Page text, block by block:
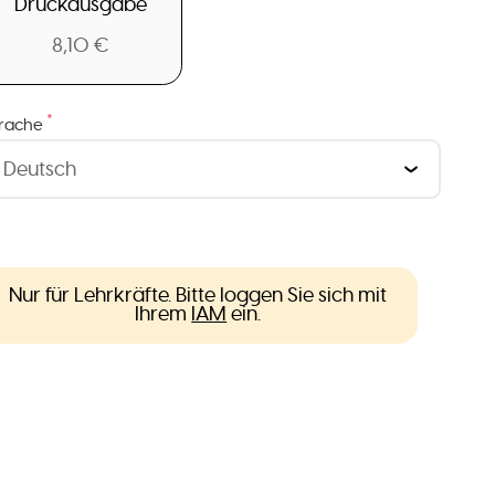
8,10 €
*
Nur für Lehrkräfte. Bitte loggen Sie sich mit
Ihrem IAM ein.